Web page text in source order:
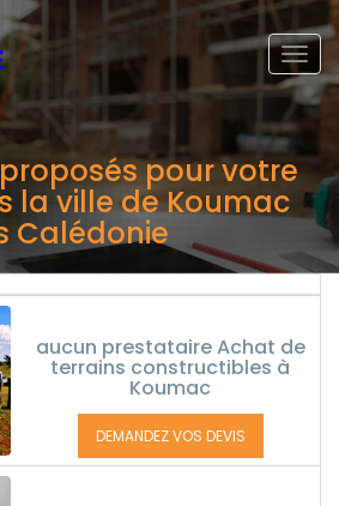
pour votre
la ville de Koumac
Calédonie
aucun prestataire Achat de
terrains constructibles à
Koumac
DEMANDEZ VOS DEVIS